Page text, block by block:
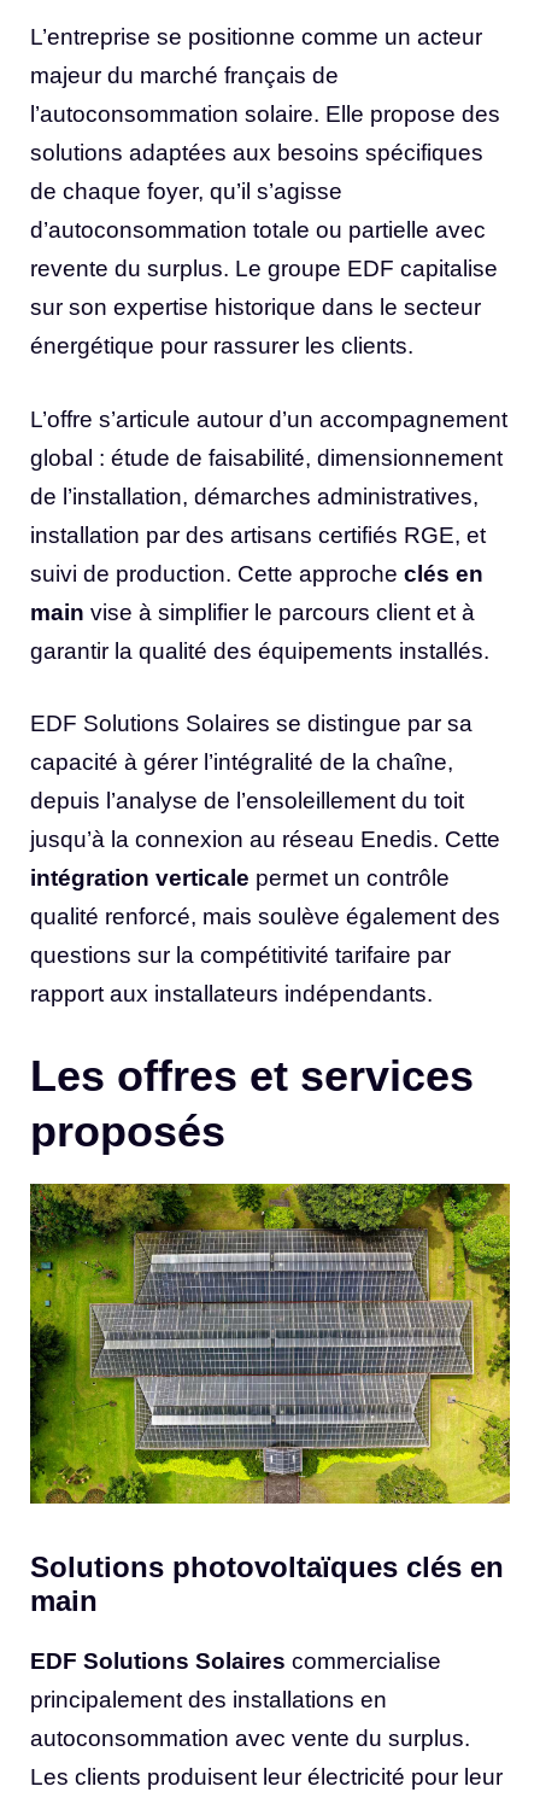
L’entreprise se positionne comme un acteur
majeur du marché français de
l’autoconsommation solaire. Elle propose des
solutions adaptées aux besoins spécifiques
de chaque foyer, qu’il s’agisse
d’autoconsommation totale ou partielle avec
revente du surplus. Le groupe EDF capitalise
sur son expertise historique dans le secteur
énergétique pour rassurer les clients.
L’offre s’articule autour d’un accompagnement
global : étude de faisabilité, dimensionnement
de l’installation, démarches administratives,
installation par des artisans certifiés RGE, et
suivi de production. Cette approche clés en
main vise à simplifier le parcours client et à
garantir la qualité des équipements installés.
EDF Solutions Solaires se distingue par sa
capacité à gérer l’intégralité de la chaîne,
depuis l’analyse de l’ensoleillement du toit
jusqu’à la connexion au réseau Enedis. Cette
intégration verticale permet un contrôle
qualité renforcé, mais soulève également des
questions sur la compétitivité tarifaire par
rapport aux installateurs indépendants.
Les offres et services
proposés
Solutions photovoltaïques clés en
main
EDF Solutions Solaires commercialise
principalement des installations en
autoconsommation avec vente du surplus.
Les clients produisent leur électricité pour leur